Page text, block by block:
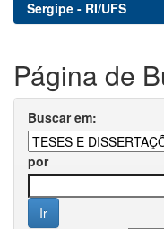
Sergipe - RI/UFS
Página de
Buscar em:
por